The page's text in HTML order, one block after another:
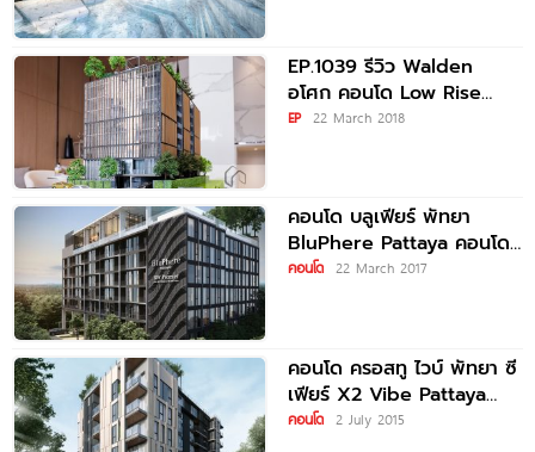
EP.1039 รีวิว Walden
อโศก คอนโด Low Rise
ระดับ Luxury ใกล้
EP 22 March 2018
คอนโด บลูเฟียร์ พัทยา
BluPhere Pattaya คอนโด
เพื่อการลงทุน การันตีค่าเช่า
คอนโด 22 March 2017
คอนโด ครอสทู ไวบ์ พัทยา ซี
เฟียร์ X2 Vibe Pattaya
Seaphere ติดหาดนาจอม
คอนโด 2 July 2015